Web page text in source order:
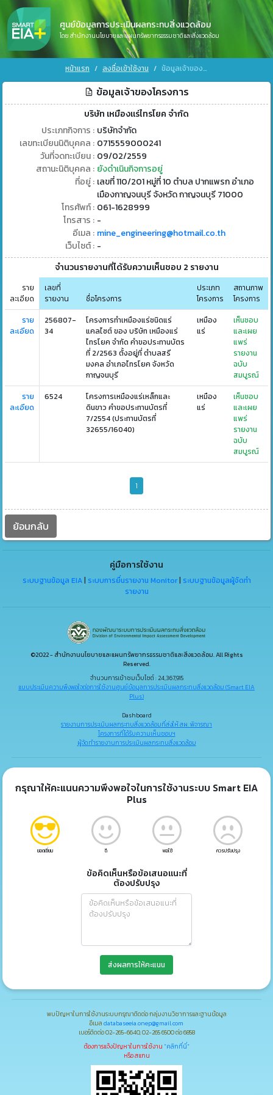
ศูนย์ข้อมูลการประเมินผลกระทบสิ่งแวดล้อม
โดย สำนักงานนโยบายและแผนทรัพยากรธรรมชาติและสิ่งแวดล้อม
หน้าแรก ลงชื่อเข้าใช้งาน ข้อมูลเจ้าของโครงการ
ข้อมูลเจ้าของโครงการ
บริษัท เหมืองแร่ไทรโยค จำกัด
ประเภทกิจการ : บริษัทจำกัด
เลขทะเบียนนิติบุคคล : 0715559000241
วันที่จดทะเบียน : 09/02/2559
สถานะนิติบุคคล : ยังดำเนินกิจการอยู่
ที่อยู่ : เลขที่ 110/201 หมู่ที่ 10 ตำบล ปากแพรก อำเภอ
เมืองกาญจนบุรี จังหวัด กาญจนบุรี 71000
โทรศัพท์ : 061-1628999
โทรสาร : -
อีเมล : mine_engineering@hotmail.co.th
เว็บไซต์ : -
จำนวนรายงานที่ได้รับความเห็นชอบ 2 รายงาน
ราย
ละเอียด
เลขที่
รายงาน
ชื่อโครงการ
ประเภท
โครงการ
สถานภาพ
โครงการ
ราย
ละเอียด
256807-
34
โครงการทำเหมืองแร่ชนิดแร่
แคลไซต์ ของ บริษัท เหมืองแร่
ไทรโยค จำกัด คำขอประทานบัตร
ที่ 2/2563 ตั้งอยู่ที่ ตำบลสรี
มงคล อำเภอไทรโยค จังหวัด
กาญจนบุรี
เหมือง
แร่
เห็นชอบ
และเผย
แพร่
รายงาน
ฉบับ
สมบูรณ์
ราย
ละเอียด
6524
โครงการเหมืองแร่เหล็กและ
ดินขาว คำขอประทานบัตรที่
7/2554 (ประทานบัตรที่
32655/16040)
เหมือง
แร่
เห็นชอบ
และเผย
แพร่
รายงาน
ฉบับ
สมบูรณ์
1
ย้อนกลับ
คู่มือการใช้งาน
ระบบฐานข้อมูล EIA| ระบบการยื่นรายงาน Monitor| ระบบฐานข้อมูลผู้จัดทำ
รายงาน
©2022 - สำนักงานนโยบายและแผนทรัพยากรธรรมชาติและสิ่งแวดล้อม. All Rights
Reserved.
จำนวนการเข้าชมเว็บไซต์ : 24,367,915
แบบประเมินความพึงพอใจต่อการใช้งานศูนย์ข้อมูลการประเมินผลกระทบสิ่งแวดล้อม (Smart EIA
Plus)
Dashboard
รายงานการประเมินผลกระทบสิ่งแวดล้อมที่ส่งให้ สผ. พิจารณา
โครงการที่ได้รับความเห็นชอบฯ
ผู้จัดทำรายงานการประเมินผลกระทบสิ่งแวดล้อม
กรุณาให้คะแนนความพึงพอใจในการใช้งานระบบ Smart EIA
Plus
ยอดเยี่ยม ดี พอใช้ ควรปรับปรุง
ข้อคิดเห็นหรือข้อเสนอแนะที่
ต้องปรับปรุง
ส่งผลการให้คะแนน
พบปัญหาในการใช้งานระบบกรุณาติดต่อ กลุ่มงานวิชาการและฐานข้อมูล
อีเมล databaseeia.onep@gmail.com
เบอร์ติดต่อ 02-265-6640, 02-265 6500 ต่อ 6858
ต้องการแจ้งปัญหาในการใช้งาน "คลิกที่นี่"
หรือ สแกน